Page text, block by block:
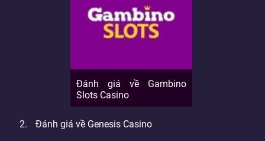
Đánh giá về Gambino
Slots Casino
Đánh giá về Genesis Casino